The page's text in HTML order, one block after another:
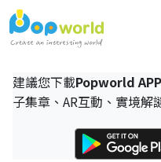
建議您下載Popworld APP
子集章、AR互動、實境解